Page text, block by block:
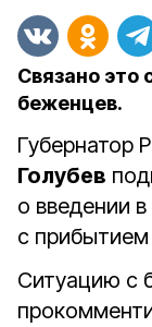
Связано это
беженцев.
Губернатор
Голубев
о введении
с
Ситуацию с